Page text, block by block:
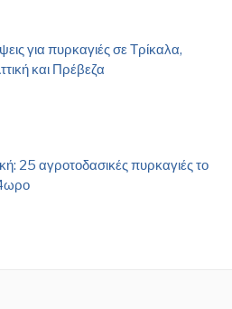
για πυρκαγιές σε Τρίκαλα,
και Πρέβεζα
25 αγροτοδασικές πυρκαγιές το